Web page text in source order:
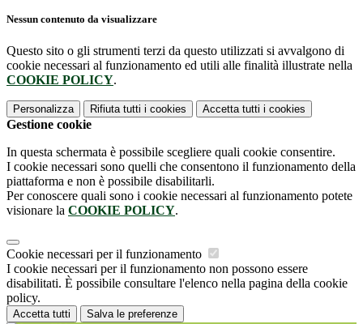
Nessun contenuto da visualizzare
Questo sito o gli strumenti terzi da questo utilizzati si avvalgono di
cookie necessari al funzionamento ed utili alle finalità illustrate nella
COOKIE POLICY.
Personalizza Rifiuta tutti i cookies Accetta tutti i cookies
Gestione cookie
In questa schermata è possibile scegliere quali cookie consentire.
I cookie necessari sono quelli che consentono il funzionamento della
piattaforma e non è possibile disabilitarli.
Per conoscere quali sono i cookie necessari al funzionamento potete
visionare la COOKIE POLICY.
Cookie necessari per il funzionamento
I cookie necessari per il funzionamento non possono essere
disabilitati. È possibile consultare l'elenco nella pagina della cookie
policy.
Accetta tutti Salva le preferenze